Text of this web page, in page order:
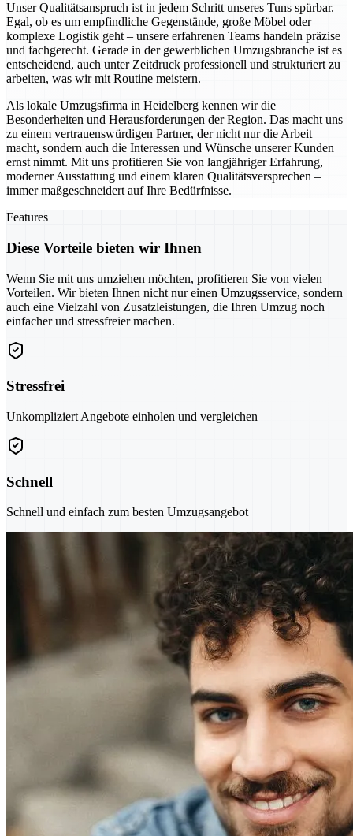
Unser Qualitätsanspruch ist in jedem Schritt unseres Tuns spürbar.
Egal, ob es um empfindliche Gegenstände, große Möbel oder
komplexe Logistik geht – unsere erfahrenen Teams handeln präzise
und fachgerecht. Gerade in der gewerblichen Umzugsbranche ist es
entscheidend, auch unter Zeitdruck professionell und strukturiert zu
arbeiten, was wir mit Routine meistern.
Als lokale Umzugsfirma in Heidelberg kennen wir die
Besonderheiten und Herausforderungen der Region. Das macht uns
zu einem vertrauenswürdigen Partner, der nicht nur die Arbeit
macht, sondern auch die Interessen und Wünsche unserer Kunden
ernst nimmt. Mit uns profitieren Sie von langjähriger Erfahrung,
moderner Ausstattung und einem klaren Qualitätsversprechen –
immer maßgeschneidert auf Ihre Bedürfnisse.
Features
Diese Vorteile bieten wir Ihnen
Wenn Sie mit uns umziehen möchten, profitieren Sie von vielen
Vorteilen. Wir bieten Ihnen nicht nur einen Umzugsservice, sondern
auch eine Vielzahl von Zusatzleistungen, die Ihren Umzug noch
einfacher und stressfreier machen.
Stressfrei
Unkompliziert Angebote einholen und vergleichen
Schnell
Schnell und einfach zum besten Umzugsangebot